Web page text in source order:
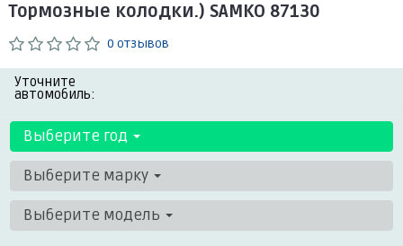
Тормозные колодки.) SAMKO 87130
0 отзывов
Уточните
автомобиль:
Выберите год
Выберите марку
Выберите модель